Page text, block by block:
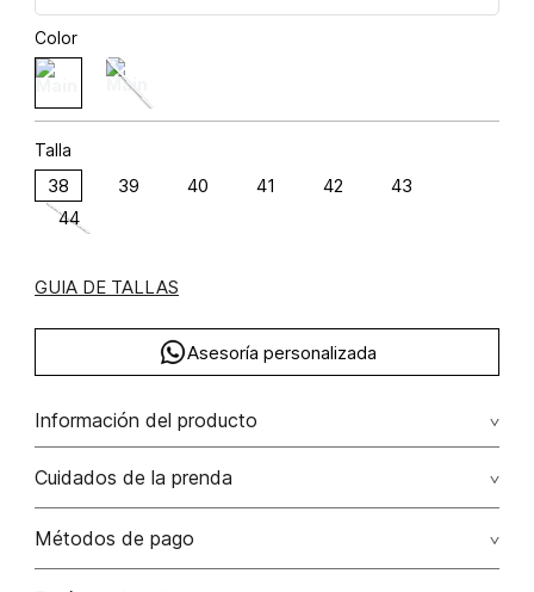
Color
Talla
38 39 40 41 42
43
44
GUIA DE TALLAS
Asesoría personalizada
Información del producto
100.00% /
Cuidados de la prenda
Métodos de pago